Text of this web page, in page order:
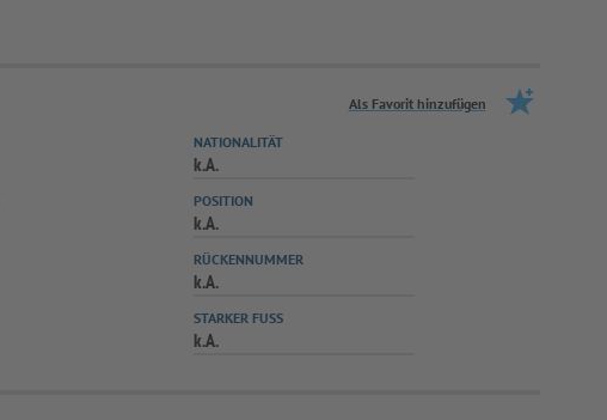
Als Favorit hinzufügen
NATIONALITÄT
k.A.
POSITION
k.A.
RÜCKENNUMMER
k.A.
STARKER FUSS
k.A.